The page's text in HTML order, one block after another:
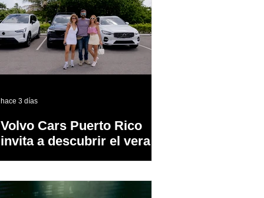
Volvo Cars Puerto Rico
invita a descubrir el verano
hace 3 días